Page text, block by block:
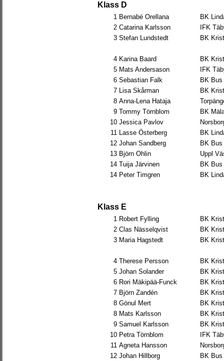
Klass D
1 Bernabé Orellana
BK
2 Catarina Karlsson
IFK
3 Stefan Lundstedt BK
4 Karina Baard
BK
5 Mats Andersason
IFK
6 Sebastian Falk
BK Bus
7 Lisa Skårman
BK
8 Anna-Lena Hataja
9 Tommy Törnblom
BK
10 Jessica Pavlov
11 Lasse Österberg
BK
12 Johan Sandberg
BK Bus
13 Björn Ohlin
Uppl
14 Tuija Järvinen
BK Bus
14 Peter Timgren BK
Klass E
1 Robert Fylling
BK
2 Clas Nässelqvist
BK
3 Maria Hagstedt BK
4 Therese Persson
BK
5 Johan Solander
BK
6 Rori Mäkipää-Funck
BK
7 Björn Zandén
BK
8 Gönul Mert
BK
8 Mats Karlsson
BK
9 Samuel Karlsson
BK
10 Petra Törnblom
IFK
11 Agneta Hansson
12 Johan Hillborg BK Bus